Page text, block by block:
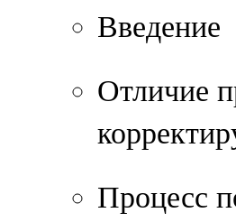
Введение
Отличие
Процесс